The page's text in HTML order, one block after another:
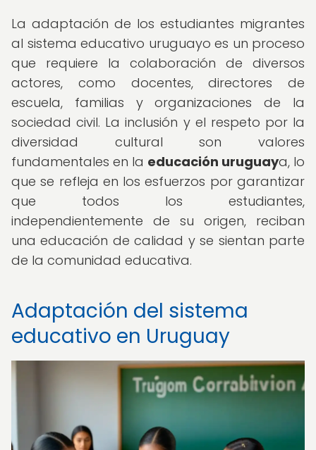
La adaptación de los estudiantes migrantes
al sistema educativo uruguayo es un proceso
que requiere la colaboración de diversos
actores, como docentes, directores de
escuela, familias y organizaciones de la
sociedad civil. La inclusión y el respeto por la
diversidad cultural son valores
fundamentales en la educación uruguaya, lo
que se refleja en los esfuerzos por garantizar
que todos los estudiantes,
independientemente de su origen, reciban
una educación de calidad y se sientan parte
de la comunidad educativa.
Adaptación del sistema
educativo en Uruguay